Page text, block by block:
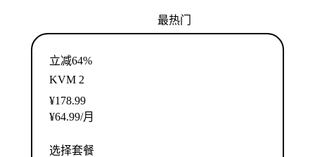
最热门
立减64%
KVM 2
¥178.99
¥64.99/月
选择套餐